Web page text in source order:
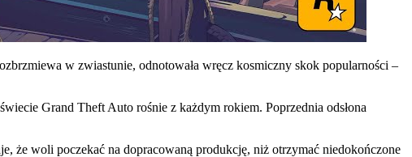
w zwiastunie, odnotowała wręcz kosmiczny skok popularności –
Grand Theft Auto rośnie z każdym rokiem. Poprzednia odsłona
że woli poczekać na dopracowaną produkcję, niż otrzymać niedokończone